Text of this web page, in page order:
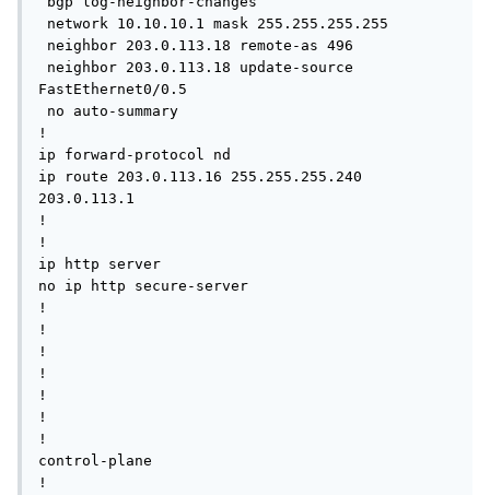
FastEthernet0/0.5
!
ip forward-protocol nd
ip route 203.0.113.16 255.255.255.240
203.0.113.1
!
!
ip http server
no ip http secure-server
!
!
!
!
!
!
!
control-plane
!